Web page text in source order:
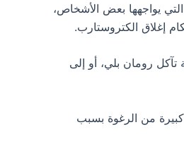
يواجهها بعض الأشخاص،
إغلاق الكتروستارب.
رومان بلي، أو إلى
من الرغوة بسبب